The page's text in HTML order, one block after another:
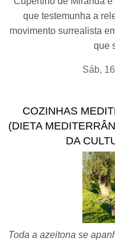
que testemunha a
movimento surrealista
que
Sáb,
COZINHAS
(DIETA
DA
Toda a azeitona se